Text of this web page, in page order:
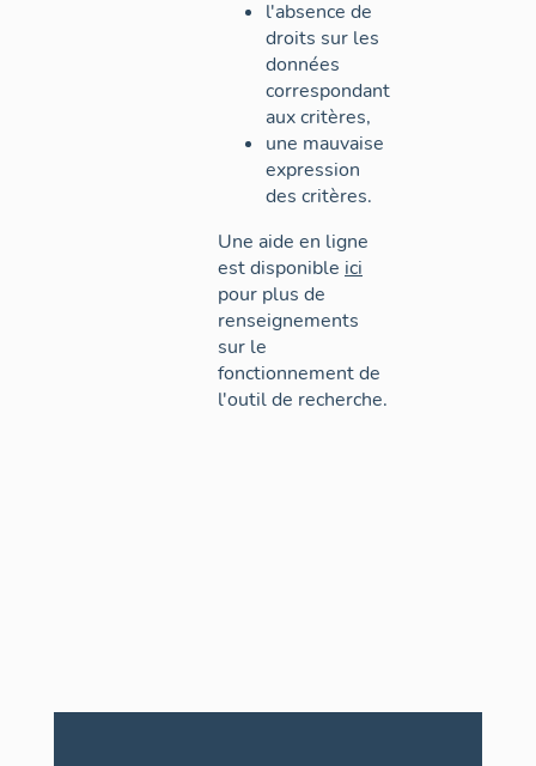
l'absence de
droits sur les
données
correspondant
aux critères,
une mauvaise
expression
des critères.
Une aide en ligne
est disponible ici
pour plus de
renseignements
sur le
fonctionnement de
l'outil de recherche.